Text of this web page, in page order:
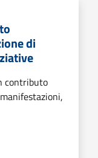
di
contributo